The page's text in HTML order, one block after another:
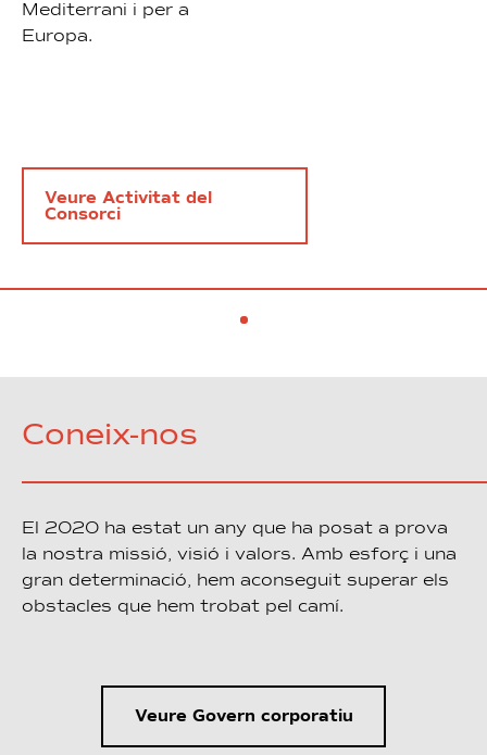
Mediterrani i per a
Europa.
Veure Activitat del
Consorci
Veure Govern corporatiu
Coneix-nos
El 2020 ha estat un any que ha posat a prova
la nostra missió, visió i valors. Amb esforç i una
gran determinació, hem aconseguit superar els
obstacles que hem trobat pel camí.